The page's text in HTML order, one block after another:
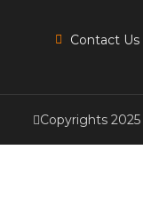
Contact Us
Copyrights 2025